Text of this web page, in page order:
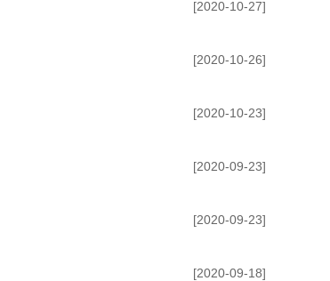
[2020-10-27]
[2020-10-26]
[2020-10-23]
[2020-09-23]
[2020-09-23]
[2020-09-18]